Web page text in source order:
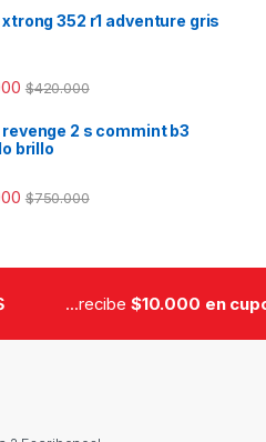
352 r1 adventure gris
$420.000
2 s commint b3
brillo
$750.000
...recibe $10.000 en